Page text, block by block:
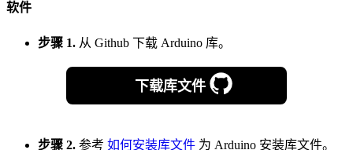
软件
步骤 1. 从 Github 下载 Arduino 库。
下载库文件
步骤 2. 参考 如何安装库文件 为 Arduino 安装库文件。